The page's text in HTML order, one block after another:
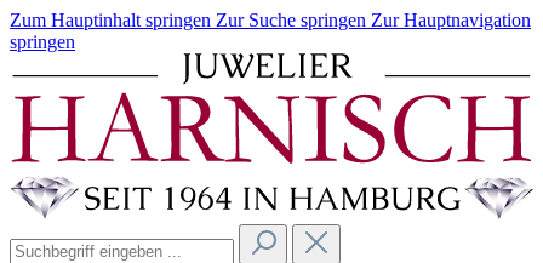
Zum Hauptinhalt springen Zur Suche springen Zur Hauptnavigation
springen